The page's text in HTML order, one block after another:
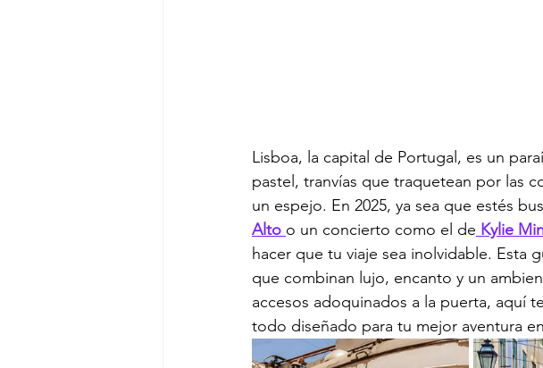
Lisboa, la capital de Portugal, es un
pastel, tranvías que traquetean por las
un espejo. En 2025, ya sea que estés
Alto o un concierto como el de Kylie
hacer que tu viaje sea inolvidable. Esta
que combinan lujo, encanto y un
accesos adoquinados a la puerta, aquí
todo diseñado para tu mejor aventura